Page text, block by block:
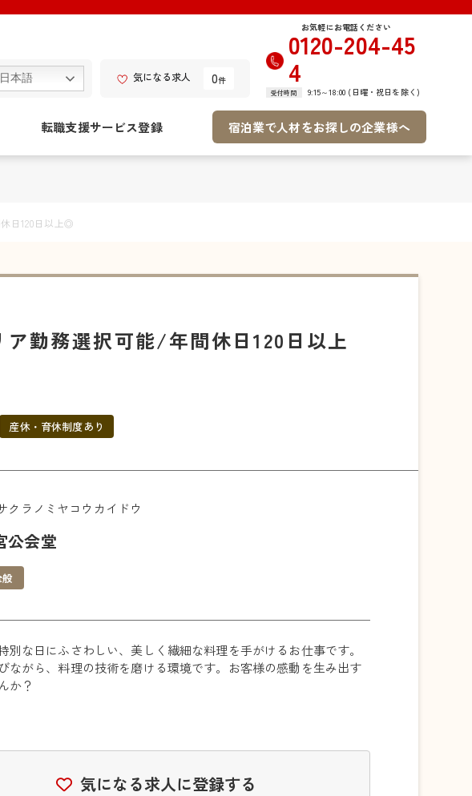
日本語 気になる求人 0件
お気軽にお電話ください
0120-204-45
4
受付時間 9:15～18:00 (日曜・祝日を除く)
転職支援サービス登録 宿泊業で人材をお探しの企業様へ
日120日以上◎
勤務選択可能/年間休日120日以上
産休・育休制度あり
クラノミヤコウカイドウ
公会堂
別な日にふさわしい、美しく繊細な料理を手がけるお仕事です。
ながら、料理の技術を磨ける環境です。お客様の感動を生み出す
か？
気になる求人に登録する